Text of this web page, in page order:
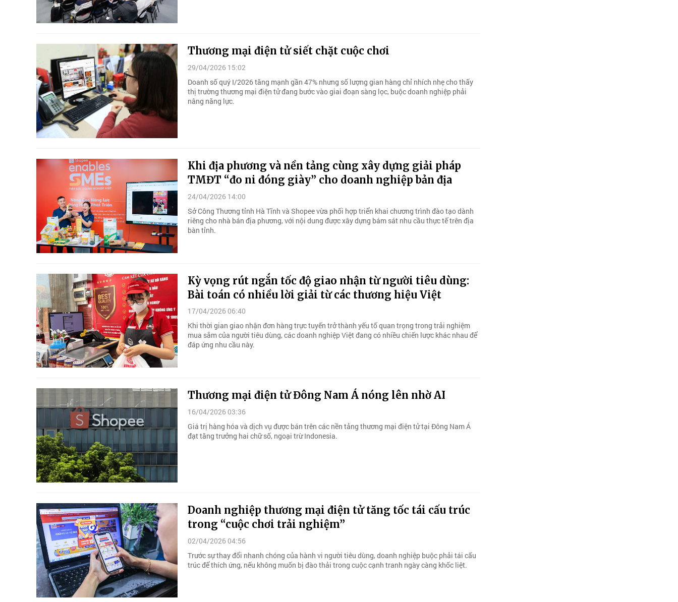
Thương mại điện tử siết chặt cuộc chơi
29/04/2026 15:02
Doanh số quý I/2026 tăng mạnh gần 47% nhưng số lượng gian hàng chỉ nhích nhẹ cho thấy
thị trường thương mại điện tử đang bước vào giai đoạn sàng lọc, buộc doanh nghiệp phải
nâng năng lực.
Khi địa phương và nền tảng cùng xây dựng giải pháp
TMĐT “đo ni đóng giày” cho doanh nghiệp bản địa
24/04/2026 14:00
Sở Công Thương tỉnh Hà Tĩnh và Shopee vừa phối hợp triển khai chương trình đào tạo dành
riêng cho nhà bán địa phương, với nội dung được xây dựng bám sát nhu cầu thực tế trên địa
bàn tỉnh.
Kỳ vọng rút ngắn tốc độ giao nhận từ người tiêu dùng:
Bài toán có nhiều lời giải từ các thương hiệu Việt
17/04/2026 06:40
Khi thời gian giao nhận đơn hàng trực tuyến trở thành yếu tố quan trọng trong trải nghiệm
mua sắm của người tiêu dùng, các doanh nghiệp Việt đang có nhiều chiến lược khác nhau để
đáp ứng nhu cầu này.
Thương mại điện tử Đông Nam Á nóng lên nhờ AI
16/04/2026 03:36
Giá trị hàng hóa và dịch vụ được bán trên các nền tảng thương mại điện tử tại Đông Nam Á
đạt tăng trưởng hai chữ số, ngoại trừ Indonesia.
Doanh nghiệp thương mại điện tử tăng tốc tái cấu trúc
trong “cuộc chơi trải nghiệm”
02/04/2026 04:56
Trước sự thay đổi nhanh chóng của hành vi người tiêu dùng, doanh nghiệp buộc phải tái cấu
trúc để thích ứng, nếu không muốn bị đào thải trong cuộc cạnh tranh ngày càng khốc liệt.